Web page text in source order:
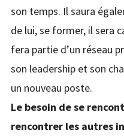
son temps. Il saura
de lui, se former, il sera
fera partie d’un réseau
son leadership et son
un nouveau poste.
Le besoin de se
rencontrer les autres